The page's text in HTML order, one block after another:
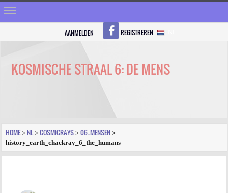
VRAGEN
AANMELDEN REGISTREREN
KOSMISCHE STRAAL 6: DE MENS
HOME > NL > COSMICRAYS > 06_MENSEN >
history_earth_chackray_6_the_humans